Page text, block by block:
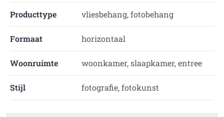
Producttype vliesbehang, fotobehang
Formaat horizontaal
Woonruimte woonkamer, slaapkamer, entree
Stijl fotografie, fotokunst